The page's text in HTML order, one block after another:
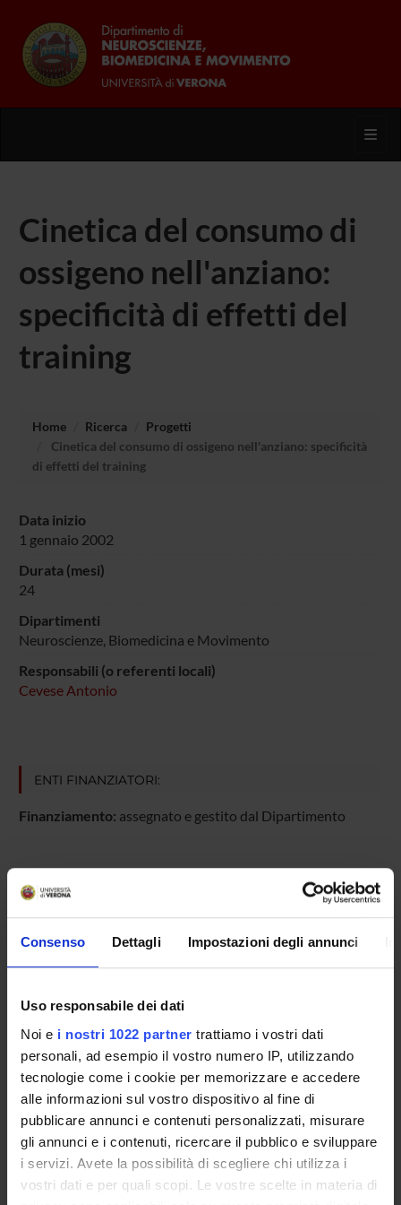
Consenso Dettagli Impostazioni degli annunci
Uso responsabile dei dati
Noi e i nostri 1022 partner trattiamo i vostri dati
personali, ad esempio il vostro numero IP, utilizzando
tecnologie come i cookie per memorizzare e accedere
alle informazioni sul vostro dispositivo al fine di
pubblicare annunci e contenuti personalizzati, misurare
gli annunci e i contenuti, ricercare il pubblico e sviluppare
i servizi. Avete la possibilità di scegliere chi utilizza i
vostri dati e per quali scopi. Le vostre scelte in materia di
Cinetica del consumo di
ossigeno nell'anziano:
specificità di effetti del
training
Home Ricerca
Progetti
Cinetica del consumo di ossigeno nell'anziano: specificità
di effetti del training
Data inizio
1 gennaio 2002
Durata (mesi)
24
Dipartimenti
Neuroscienze, Biomedicina e Movimento
Responsabili (o referenti locali)
Cevese Antonio
ENTI FINANZIATORI:
Finanziamento: assegnato e gestito dal Dipartimento
PARTECIPANTI AL PROGETTO
Roberto Poltronieri
Paolo Terziotti
SEZIONI